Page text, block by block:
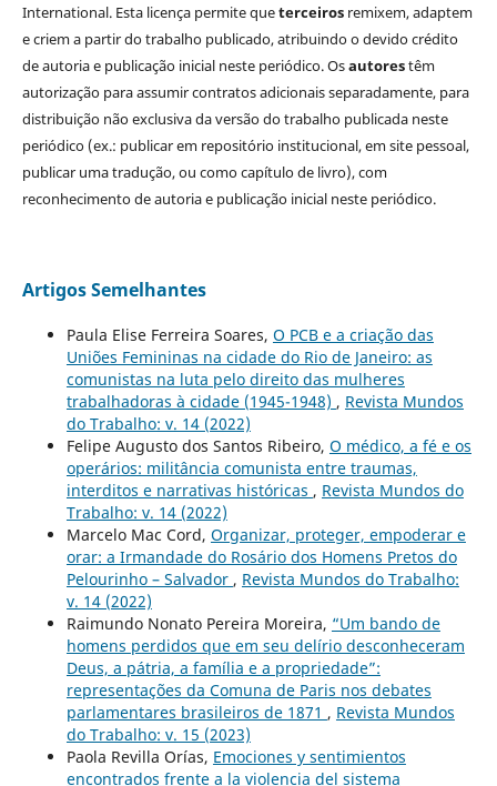
International. Esta licença permite queterceirosremixem, adaptem
e criem a partir do trabalho publicado, atribuindo o devido crédito
de autoria e publicação inicial neste periódico. Osautorestêm
autorização para assumir contratos adicionais separadamente, para
distribuição não exclusiva da versão do trabalho publicada neste
periódico (ex.: publicar em repositório institucional, em site pessoal,
publicar uma tradução, ou como capítulo de livro), com
reconhecimento de autoria e publicação inicial neste periódico.
Artigos Semelhantes
Paula Elise Ferreira Soares, O PCB e a criação das
Uniões Femininas na cidade do Rio de Janeiro: as
comunistas na luta pelo direito das mulheres
trabalhadoras à cidade (1945-1948) , Revista Mundos
do Trabalho: v. 14 (2022)
Felipe Augusto dos Santos Ribeiro, O médico, a fé e os
operários: militância comunista entre traumas,
interditos e narrativas históricas , Revista Mundos do
Trabalho: v. 14 (2022)
Marcelo Mac Cord, Organizar, proteger, empoderar e
orar: a Irmandade do Rosário dos Homens Pretos do
Pelourinho – Salvador , Revista Mundos do Trabalho:
v. 14 (2022)
Raimundo Nonato Pereira Moreira, “Um bando de
homens perdidos que em seu delírio desconheceram
Deus, a pátria, a família e a propriedade”:
representações da Comuna de Paris nos debates
parlamentares brasileiros de 1871 , Revista Mundos
do Trabalho: v. 15 (2023)
Paola Revilla Orías, Emociones y sentimientos
encontrados frente a la violencia del sistema